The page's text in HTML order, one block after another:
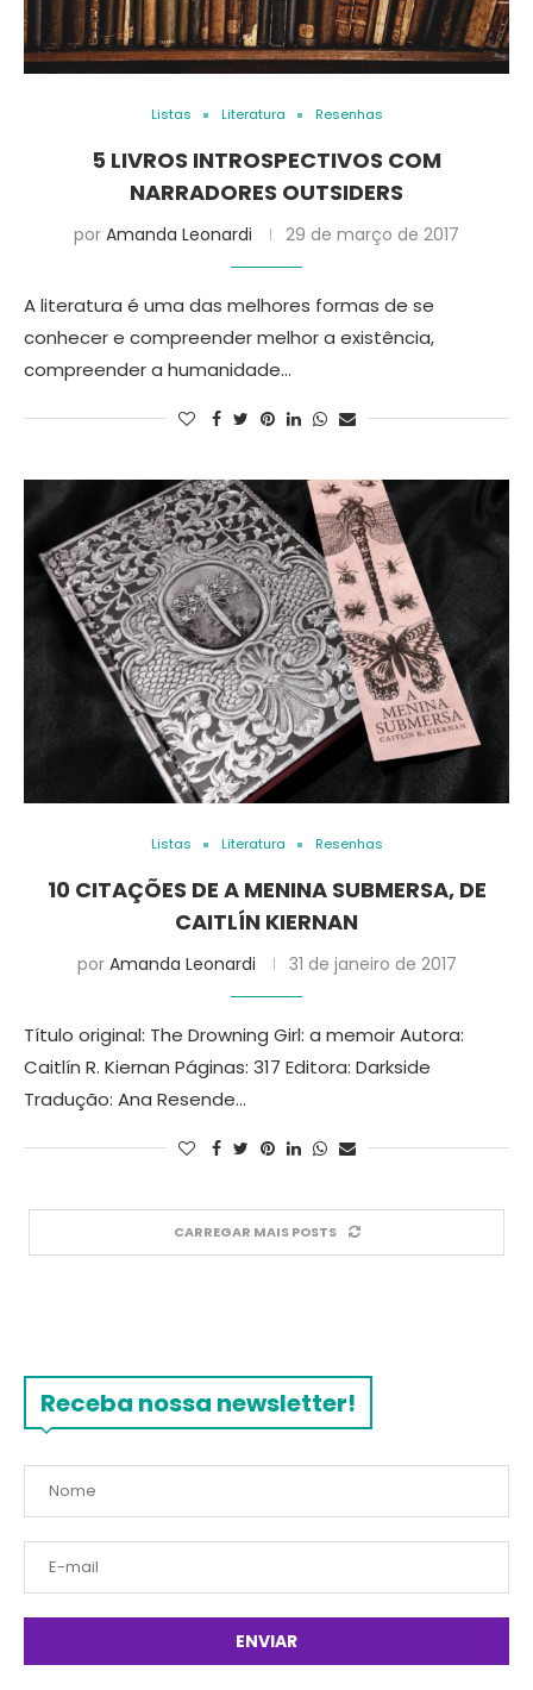
Listas Literatura Resenhas
5 LIVROS INTROSPECTIVOS COM
NARRADORES OUTSIDERS
por Amanda Leonardi 29 de março de 2017
A literatura é uma das melhores formas de se
conhecer e compreender melhor a existência,
compreender a humanidade…
Listas Literatura Resenhas
10 CITAÇÕES DE A MENINA SUBMERSA, DE
CAITLÍN KIERNAN
por Amanda Leonardi 31 de janeiro de 2017
Título original: The Drowning Girl: a memoir Autora:
Caitlín R. Kiernan Páginas: 317 Editora: Darkside
Tradução: Ana Resende…
CARREGAR MAIS POSTS
Receba nossa newsletter!